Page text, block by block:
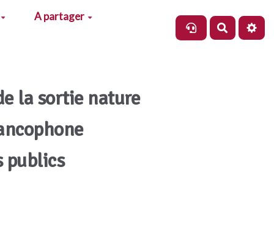
A partager
la sortie nature
publics